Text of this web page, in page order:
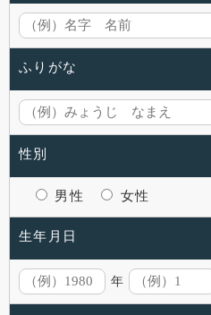
ふりがな
性別
男性 女性
生年月日
年